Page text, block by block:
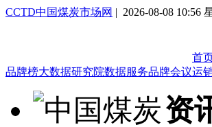
CCTD中国煤炭市场网 | 2026-08-08 10:56
首
品牌榜大数据研究院数据服务品牌会议运
资